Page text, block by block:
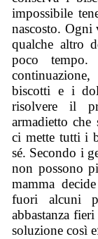
impossibile
nascosto. Ogni
qualche altro
poco
biscotti e i
risolvere il
armadietto
ci mette tutti i
sé. Secondo i
non possono
mamma
fuori alcuni
abbastanza
soluzione così